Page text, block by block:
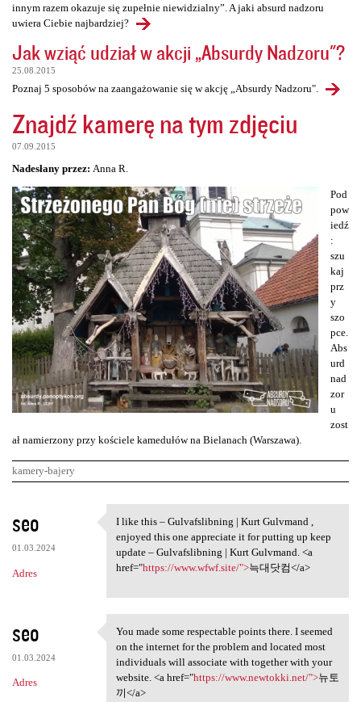
innym razem okazuje się zupełnie niewidzialny”. A jaki absurd nadzoru
uwiera Ciebie najbardziej?
Jak wziąć udział w akcji „Absurdy Nadzoru"?
25.08.2015
Poznaj 5 sposobów na zaangażowanie się w akcję „Absurdy Nadzoru".
Znajdź kamerę na tym zdjęciu
07.09.2015
Nadesłany przez: Anna R.
Pod
pow
iedź
:
szu
kaj
prz
y
szo
pce.
Abs
urd
nad
zor
u
zost
ał namierzony przy kościele kamedułów na Bielanach (Warszawa).
kamery-bajery
K
o
m
e
t
a
r
seo
01.03.2024
Adres
I like this – Gulvafslibning
I like this – Gulvafslibning | Kurt Gulvmand ,
enjoyed this one appreciate it for putting up keep
update – Gulvafslibning | Kurt Gulvmand. <a
href="https://www.wfwf.site/">늑대닷컴</a>
seo
01.03.2024
Adres
You made some respectable
You made some respectable points there. I seemed
on the internet for the problem and located most
individuals will associate with together with your
website. <a href="https://www.newtokki.net/">뉴토
끼</a>